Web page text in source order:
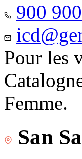
900
Pour les
Femme.
San